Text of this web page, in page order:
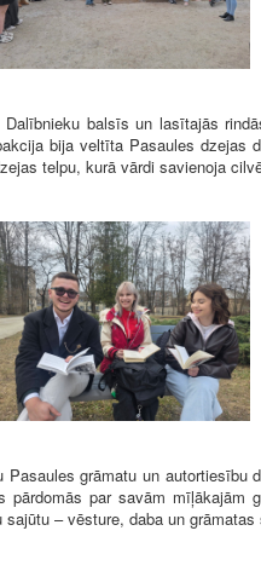
balsīs un lasītajās
bija veltīta Pasaules dzejas
telpu, kurā vārdi savienoja
grāmatu un autortiesību
par savām mīļākajām
– vēsture, daba un